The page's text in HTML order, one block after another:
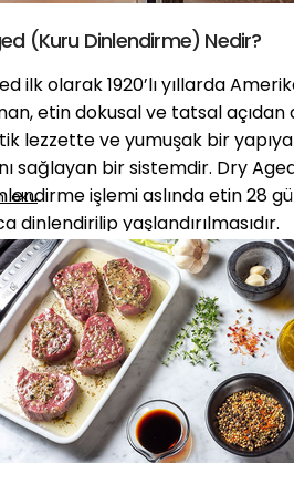
(Kuru Dinlendirme) Nedir?
ilk olarak 1920’lı yıllarda
etin dokusal ve tatsal açıdan
lezzette ve yumuşak bir
sağlayan bir sistemdir. Dry
işlemi aslında etin 28
dinlendirilip yaşlandırılmasıdır.
oku